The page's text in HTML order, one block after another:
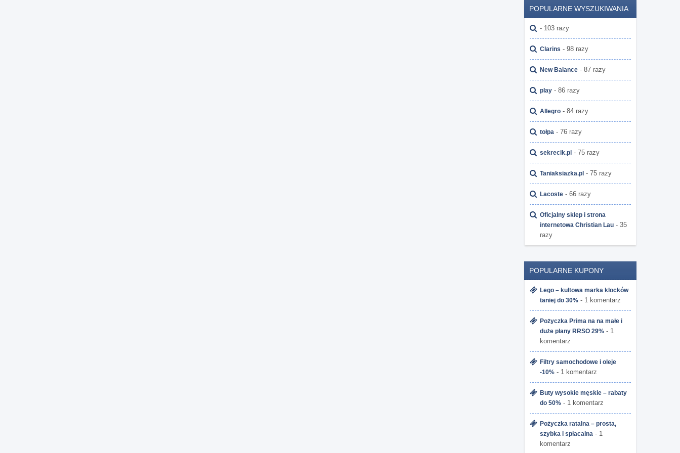
POPULARNE WYSZUKIWANIA
- 103 razy
Clarins - 98 razy
New Balance - 87 razy
play - 86 razy
Allegro - 84 razy
tołpa - 76 razy
sekrecik.pl - 75 razy
Taniaksiazka.pl - 75 razy
Lacoste - 66 razy
Oficjalny sklep i strona
internetowa Christian Lau - 35
razy
POPULARNE KUPONY
Lego – kultowa marka klocków
taniej do 30% - 1 komentarz
Pożyczka Prima na na małe i
duże plany RRSO 29% - 1
komentarz
Filtry samochodowe i oleje
-10% - 1 komentarz
Buty wysokie męskie – rabaty
do 50% - 1 komentarz
Pożyczka ratalna – prosta,
szybka i spłacalna - 1
komentarz